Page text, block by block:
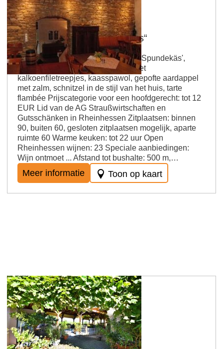
Engelstadt
Gutsschänke „Im Kelterhaus“
Gutsschänke; keuken: huisstijl Tip: Spundekäs',
wijngaardschotel, saladeschotel met
kalkoenfiletreepjes, kaasspawol, gepofte aardappel
met zalm, schnitzel in de stijl van het huis, tarte
flambée Prijscategorie voor een hoofdgerecht: tot 12
EUR Lid van de AG Straußwirtschaften en
Gutsschänken in Rheinhessen Zitplaatsen: binnen
90, buiten 60, gesloten zitplaatsen mogelijk, aparte
ruimte 60 Warme keuken: tot 22 uur Open
Rheinhessen wijnen: 23 Speciale aanbiedingen:
Wijn ontmoet ... Afstand tot bushalte: 500 m,…
Meer informatie Toon op kaart
Gau-Algesheim
Gutsschänke Weingut Lich